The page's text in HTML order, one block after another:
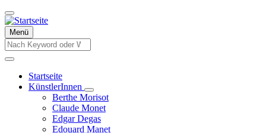
Direkt
zum
Inhalt
Menü
Suche
Suche
Hauptnavigation
Startseite
KünstlerInnen
Unternavigation
von
KünstlerInnen
Berthe Morisot
Claude Monet
Edgar Degas
Edouard Manet